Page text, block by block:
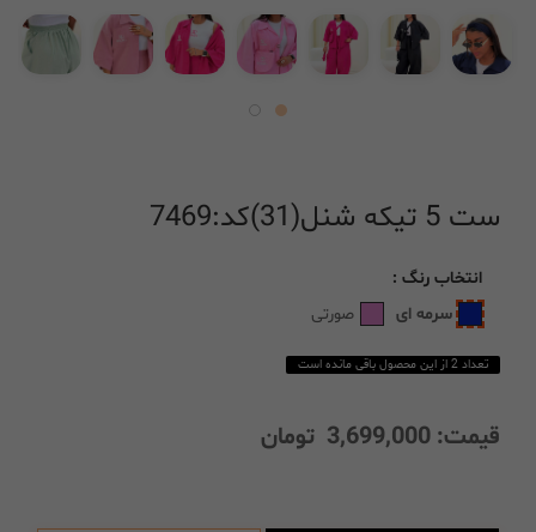
ست 5 تیکه شنل(31)کد:7469
انتخاب رنگ :
سرمه ای
صورتی
تعداد 2 از این محصول باقی مانده است
قیمت: 3,699,000 تومان